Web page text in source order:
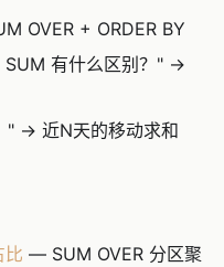
OVER + ORDER BY
SUM 有什么区别？" →
" → 近N天的移动求和
比 — SUM OVER 分区聚